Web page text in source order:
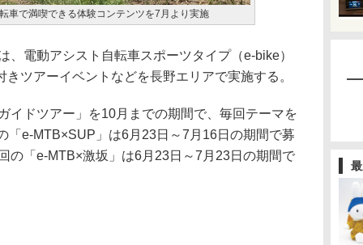
車で満喫できる体験コンテンツを7月より実施
電動アシスト自転車スポーツタイプ（e-bike）
ツアーイベントなどを長野エリアで実施する。
ドツアー」を10月までの期間で、毎回テーマを
「e-MTB×SUP」は6月23日～7月16日の期間で募
の「e-MTB×激坂」は6月23日～7月23日の期間で